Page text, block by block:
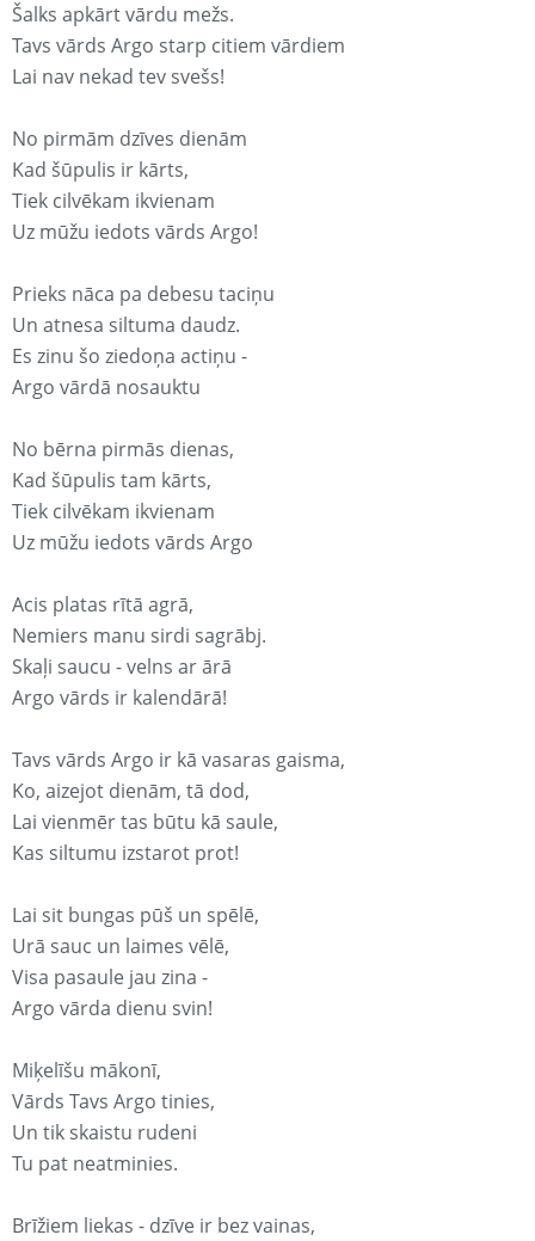
Šalks apkārt vārdu mežs.
Tavs vārds Argo starp citiem vārdiem
Lai nav nekad tev svešs!
No pirmām dzīves dienām
Kad šūpulis ir kārts,
Tiek cilvēkam ikvienam
Uz mūžu iedots vārds Argo!
Prieks nāca pa debesu taciņu
Un atnesa siltuma daudz.
Es zinu šo ziedoņa actiņu -
Argo vārdā nosauktu
No bērna pirmās dienas,
Kad šūpulis tam kārts,
Tiek cilvēkam ikvienam
Uz mūžu iedots vārds Argo
Acis platas rītā agrā,
Nemiers manu sirdi sagrābj.
Skaļi saucu - velns ar ārā
Argo vārds ir kalendārā!
Tavs vārds Argo ir kā vasaras gaisma,
Ko, aizejot dienām, tā dod,
Lai vienmēr tas būtu kā saule,
Kas siltumu izstarot prot!
Lai sit bungas pūš un spēlē,
Urā sauc un laimes vēlē,
Visa pasaule jau zina -
Argo vārda dienu svin!
Miķelīšu mākonī,
Vārds Tavs Argo tinies,
Un tik skaistu rudeni
Tu pat neatminies.
Brīžiem liekas - dzīve ir bez vainas,